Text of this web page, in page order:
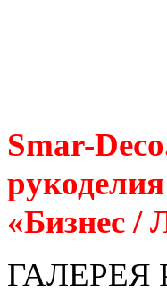
Smar-
«Бизнес /
ГАЛЕРЕЯ